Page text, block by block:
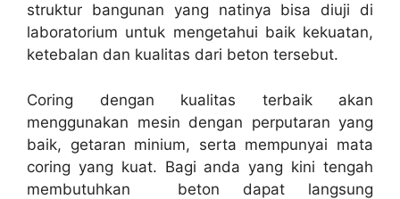
struktur bangunan yang natinya bisa diuji di
laboratorium untuk mengetahui baik kekuatan,
ketebalan dan kualitas dari beton tersebut.
Coring dengan kualitas terbaik akan
menggunakan mesin dengan perputaran yang
baik, getaran minium, serta mempunyai mata
coring yang kuat. Bagi anda yang kini tengah
membutuhkan beton dapat langsung